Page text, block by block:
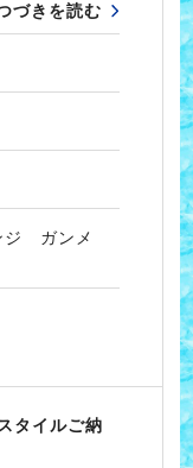
づきを読む
ジ ガンメ
タイルご納